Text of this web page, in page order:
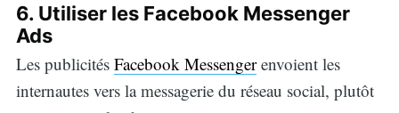
6. Utiliser les Facebook Messenger
Ads
Les publicités Facebook Messengerenvoient les
internautes vers la messagerie du réseau social, plutôt